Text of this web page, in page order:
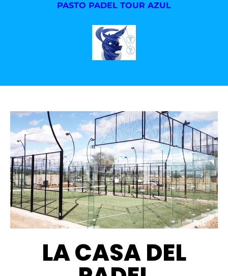
PASTO PADEL TOUR AZUL
LA CASA DEL